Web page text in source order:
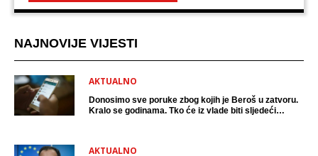
NAJNOVIJE VIJESTI
AKTUALNO
Donosimo sve poruke zbog kojih je Beroš u zatvoru.
Kralo se godinama. Tko će iz vlade biti sljedeći
AKTUALNO